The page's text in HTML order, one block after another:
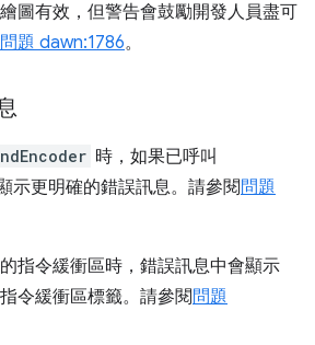
圖有效，但警告會鼓勵開發人員盡可
問題 dawn:1786。
時，如果已呼叫
示更明確的錯誤訊息。請參閱 問題
指令緩衝區時，錯誤訊息中會顯示
令緩衝區標籤。請參閱問題